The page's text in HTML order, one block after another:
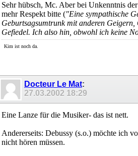
Sehr hübsch, Mc. Aber bei Unkenntnis
mehr Respekt bitte ("Eine sympathische
Geburtsagsumtrunk mit anderen Geigern,
Gefiedel. Ich also hin, obwohl ich keine
Kim ist noch da.
Docteur Le Mat:
27.03.2002 18:29
Eine Lanze für die Musiker- das ist nett.
Andererseits: Debussy (s.o.) möchte ich
nicht hören müssen.